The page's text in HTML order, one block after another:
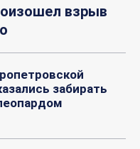
взрыв
забирать